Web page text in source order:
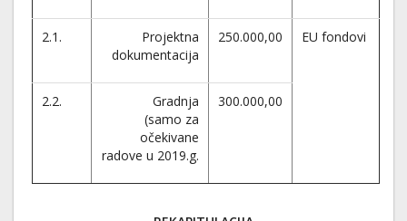
2.1.
Projektna
dokumentacija
250.000,00 EU fondovi
2.2.
Gradnja
(samo za
očekivane
radove u 2019.g.
300.000,00